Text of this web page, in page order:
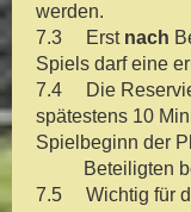
werden.
7.3 Erst nach
Spiels darf eine
7.4 Die
spätestens 10
Spielbeginn der
Beteiligten
7.5 Wichtig für